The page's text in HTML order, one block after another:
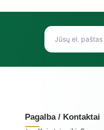
Pagalba / Kontaktai